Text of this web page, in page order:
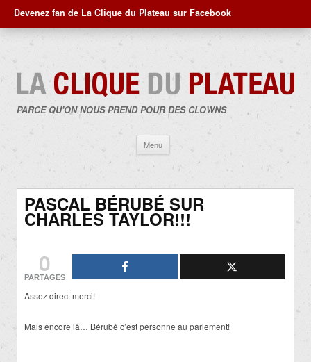
Devenez fan de La Clique du Plateau sur Facebook
PARCE QU'ON NOUS PREND POUR DES CLOWNS
Menu
contenu
PASCAL BÉRUBÉ SUR
CHARLES TAYLOR!!!
0
PARTAGES
Assez direct merci!
Mais encore là… Bérubé c’est personne au parlement!